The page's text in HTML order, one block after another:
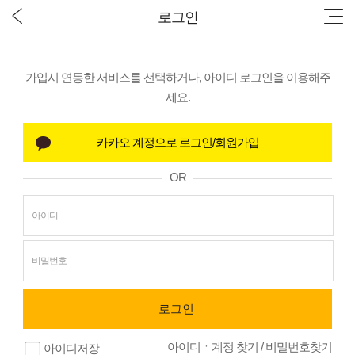
로그인
가입시 연동한 서비스를 선택하거나, 아이디 로그인을 이용해주
세요.
OR
아이디저장 아이디ㆍ계정 찾기 /비밀번호찾기